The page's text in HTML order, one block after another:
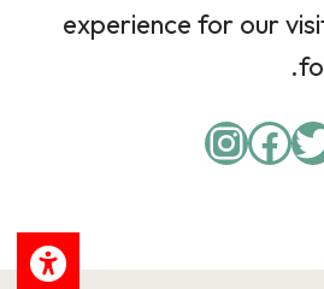
experience for our
Facebook
Instagram